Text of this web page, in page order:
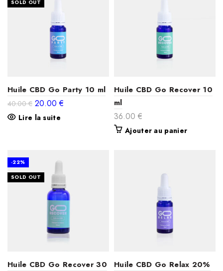
SOLD OUT
Huile CBD Go Party 10 ml
40.00€ Le
prix
initial
20.00€
Lire la suite
Huile CBD Go Recover 10
ml
36.00 €
Ajouter au panier
-22%
SOLD OUT
Huile CBD Go Recover 30
Huile CBD Go Relax 20%